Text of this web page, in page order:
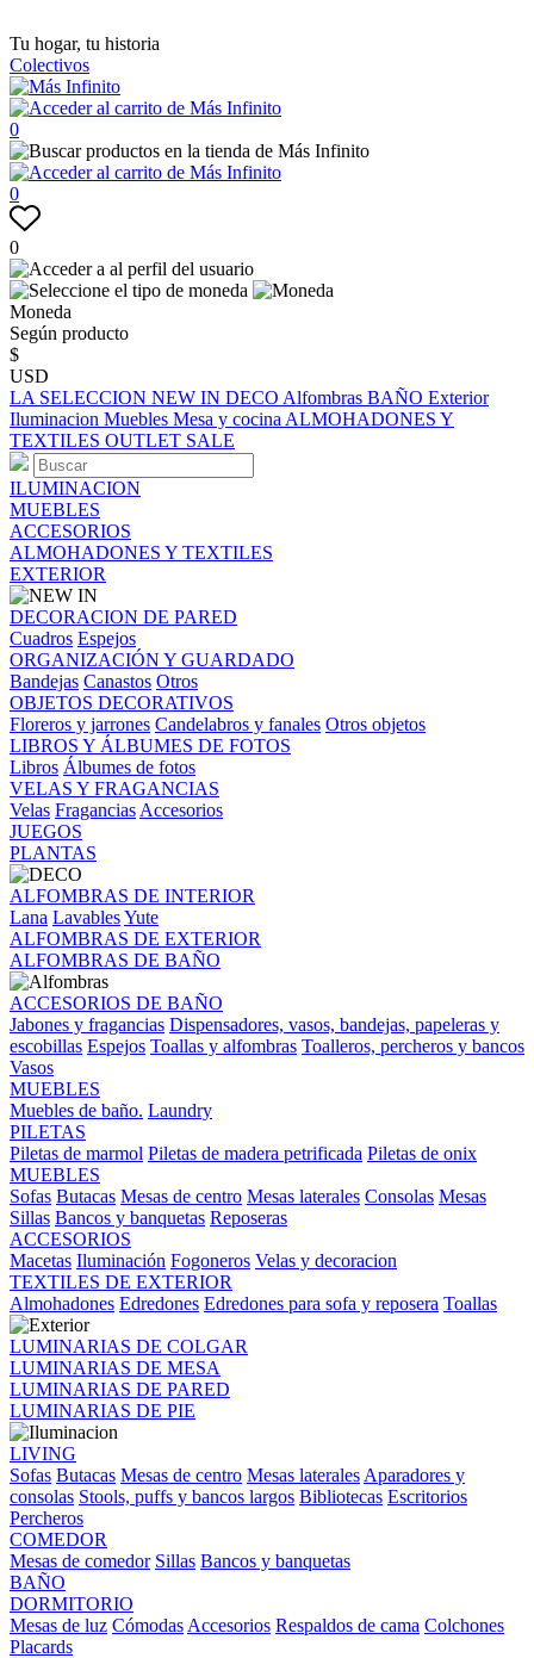
Tu hogar, tu historia
Colectivos
0
0
0
Moneda
Según producto
$
USD
LA SELECCION NEW IN DECO Alfombras BAÑO Exterior
Iluminacion Muebles Mesa y cocina ALMOHADONES Y
TEXTILES OUTLET SALE
ILUMINACION
MUEBLES
ACCESORIOS
ALMOHADONES Y TEXTILES
EXTERIOR
DECORACION DE PARED
Cuadros Espejos
ORGANIZACIÓN Y GUARDADO
Bandejas Canastos Otros
OBJETOS DECORATIVOS
Floreros y jarrones Candelabros y fanales Otros objetos
LIBROS Y ÁLBUMES DE FOTOS
Libros Álbumes de fotos
VELAS Y FRAGANCIAS
Velas Fragancias Accesorios
JUEGOS
PLANTAS
ALFOMBRAS DE INTERIOR
Lana LavablesYute
ALFOMBRAS DE EXTERIOR
ALFOMBRAS DE BAÑO
ACCESORIOS DE BAÑO
Jabones y fragancias Dispensadores, vasos, bandejas, papeleras y
escobillas Espejos Toallas y alfombras Toalleros, percheros y bancos
Vasos
MUEBLES
Muebles de baño. Laundry
PILETAS
Piletas de marmol Piletas de madera petrificada Piletas de onix
MUEBLES
Sofas Butacas Mesas de centro Mesas laterales Consolas Mesas
Sillas Bancos y banquetas Reposeras
ACCESORIOS
Macetas Iluminación Fogoneros Velas y decoracion
TEXTILES DE EXTERIOR
Almohadones Edredones Edredones para sofa y reposera Toallas
LUMINARIAS DE COLGAR
LUMINARIAS DE MESA
LUMINARIAS DE PARED
LUMINARIAS DE PIE
LIVING
Sofas Butacas Mesas de centro Mesas laterales Aparadores y
consolas Stools, puffs y bancos largos Bibliotecas Escritorios
Percheros
COMEDOR
Mesas de comedor Sillas Bancos y banquetas
BAÑO
DORMITORIO
Mesas de luz Cómodas Accesorios Respaldos de cama Colchones
Placards